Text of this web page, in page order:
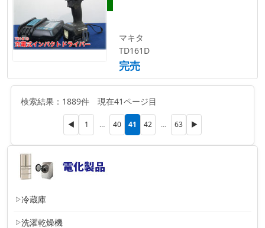
冷蔵庫
洗濯乾燥機
マキタ
TD161D
完売
検索結果：1889件 現在41ページ目
◀ 1 … 40 41 42 … 63 ▶